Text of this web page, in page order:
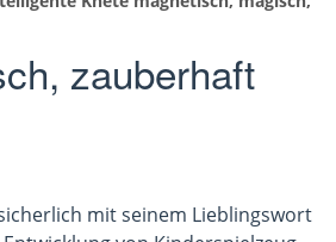
zauberhaft
mit seinem Lieblingswort